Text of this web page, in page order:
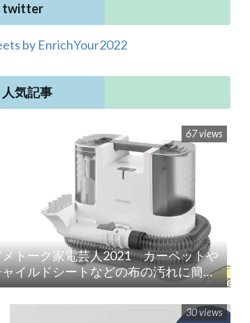
twitter
by EnrichYour2022
人気記事
トーク家電芸人2021 カーペットや
イルドシートなどの布の汚れに簡単
い！「リンサークリーナー(RNS-
W)」
67 views
30 views